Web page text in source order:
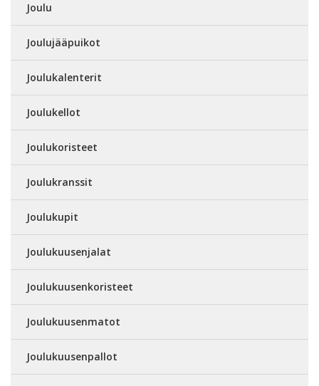
Joulu
Joulujääpuikot
Joulukalenterit
Joulukellot
Joulukoristeet
Joulukranssit
Joulukupit
Joulukuusenjalat
Joulukuusenkoristeet
Joulukuusenmatot
Joulukuusenpallot